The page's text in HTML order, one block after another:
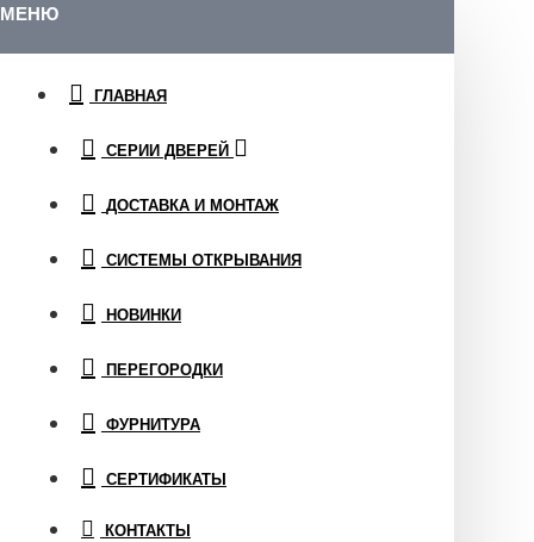
МЕНЮ
ГЛАВНАЯ
СЕРИИ ДВЕРЕЙ
ДОСТАВКА И МОНТАЖ
СИСТЕМЫ ОТКРЫВАНИЯ
НОВИНКИ
ПЕРЕГОРОДКИ
ФУРНИТУРА
СЕРТИФИКАТЫ
КОНТАКТЫ